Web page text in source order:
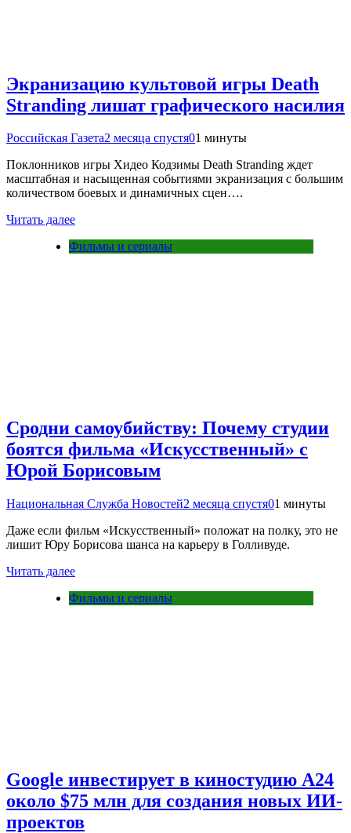
Экранизацию культовой игры Death
Stranding лишат графического насилия
Российская Газета2 месяца спустя01 минуты
Поклонников игры Хидео Кодзимы Death Stranding ждет
масштабная и насыщенная событиями экранизация с большим
количеством боевых и динамичных сцен….
Читать далее
Фильмы и сериалы
Сродни самоубийству: Почему студии
боятся фильма «Искусственный» с
Юрой Борисовым
Национальная Служба Новостей2 месяца спустя01 минуты
Даже если фильм «Искусственный» положат на полку, это не
лишит Юру Борисова шанса на карьеру в Голливуде.
Читать далее
Фильмы и сериалы
Google инвестирует в киностудию A24
около $75 млн для создания новых ИИ-
проектов